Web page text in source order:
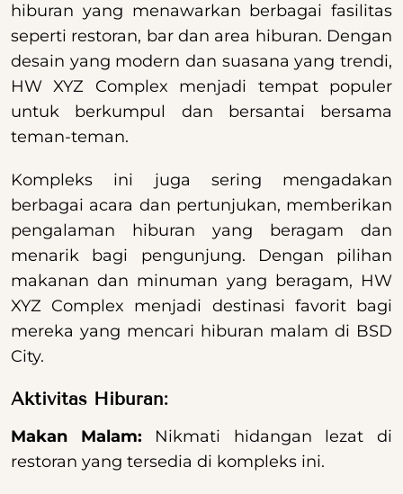
hiburan yang menawarkan berbagai fasilitas
seperti restoran, bar dan area hiburan. Dengan
desain yang modern dan suasana yang trendi,
HW XYZ Complex menjadi tempat populer
untuk berkumpul dan bersantai bersama
teman-teman.
Kompleks ini juga sering mengadakan
berbagai acara dan pertunjukan, memberikan
pengalaman hiburan yang beragam dan
menarik bagi pengunjung. Dengan pilihan
makanan dan minuman yang beragam, HW
XYZ Complex menjadi destinasi favorit bagi
mereka yang mencari hiburan malam di BSD
City.
Aktivitas Hiburan:
Makan Malam: Nikmati hidangan lezat di
restoran yang tersedia di kompleks ini.